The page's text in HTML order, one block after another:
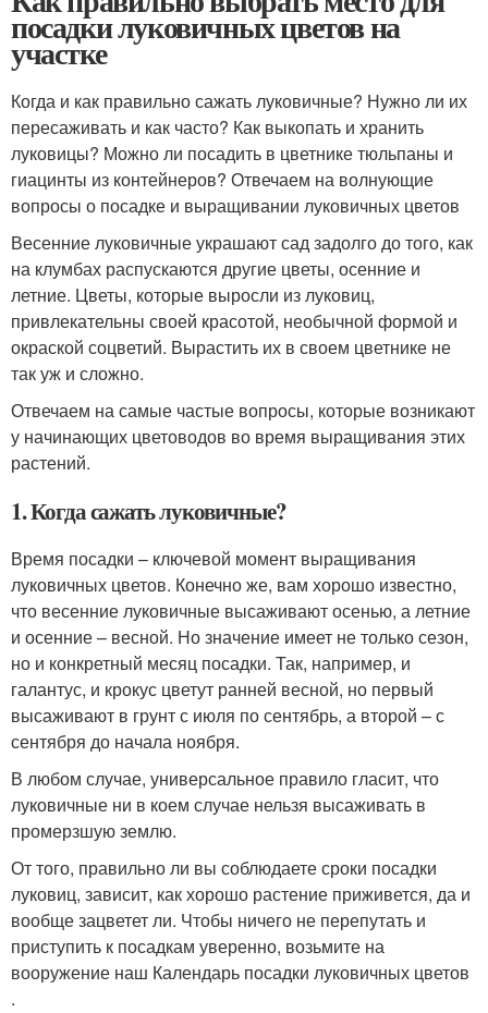
посадки луковичных цветов на
участке
Когда и как правильно сажать луковичные? Нужно ли их
пересаживать и как часто? Как выкопать и хранить
луковицы? Можно ли посадить в цветнике тюльпаны и
гиацинты из контейнеров? Отвечаем на волнующие
вопросы о посадке и выращивании луковичных цветов
Весенние луковичные украшают сад задолго до того, как
на клумбах распускаются другие цветы, осенние и
летние. Цветы, которые выросли из луковиц,
привлекательны своей красотой, необычной формой и
окраской соцветий. Вырастить их в своем цветнике не
так уж и сложно.
Отвечаем на самые частые вопросы, которые возникают
у начинающих цветоводов во время выращивания этих
растений.
1. Когда сажать луковичные?
Время посадки – ключевой момент выращивания
луковичных цветов. Конечно же, вам хорошо известно,
что весенние луковичные высаживают осенью, а летние
и осенние – весной. Но значение имеет не только сезон,
но и конкретный месяц посадки. Так, например, и
галантус, и крокус цветут ранней весной, но первый
высаживают в грунт с июля по сентябрь, а второй – с
сентября до начала ноября.
В любом случае, универсальное правило гласит, что
луковичные ни в коем случае нельзя высаживать в
промерзшую землю.
От того, правильно ли вы соблюдаете сроки посадки
луковиц, зависит, как хорошо растение приживется, да и
вообще зацветет ли. Чтобы ничего не перепутать и
приступить к посадкам уверенно, возьмите на
вооружение наш Календарь посадки луковичных цветов
.